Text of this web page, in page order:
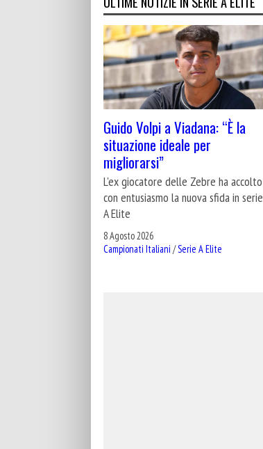
Guido Volpi a Viadana: “È la
situazione ideale per
migliorarsi”
L'ex giocatore delle Zebre ha accolto
con entusiasmo la nuova sfida in serie
A Elite
8 Agosto 2026
Campionati Italiani /Serie A Elite